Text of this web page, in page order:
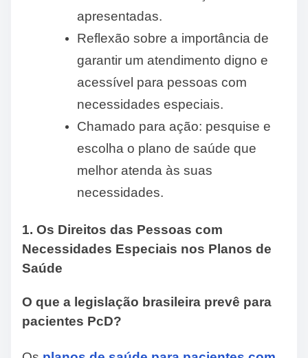
apresentadas.
Reflexão sobre a importância de
garantir um atendimento digno e
acessível para pessoas com
necessidades especiais.
Chamado para ação: pesquise e
escolha o plano de saúde que
melhor atenda às suas
necessidades.
1. Os Direitos das Pessoas com
Necessidades Especiais nos Planos de
Saúde
O que a legislação brasileira prevê para
pacientes PcD?